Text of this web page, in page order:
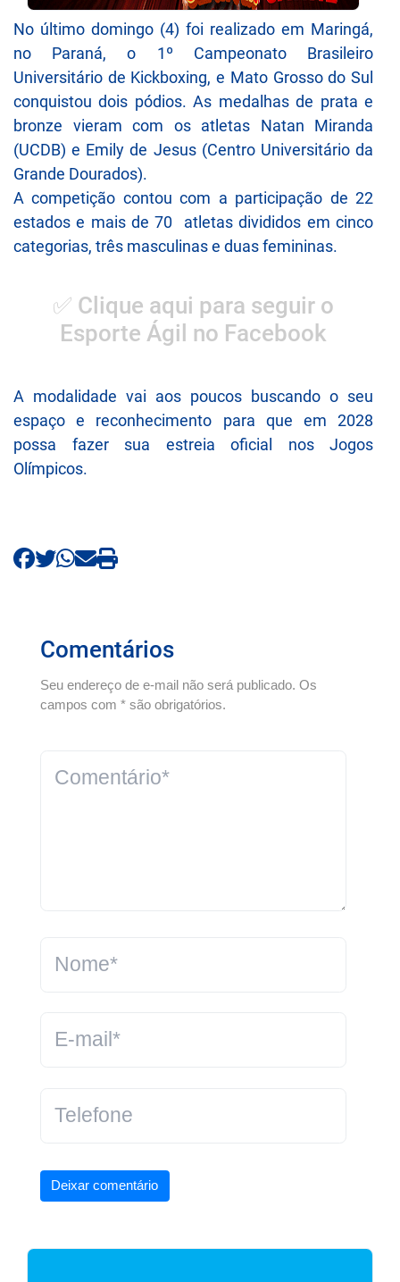
No último domingo (4) foi realizado em Maringá,
no Paraná, o 1º Campeonato Brasileiro
Universitário de Kickboxing, e Mato Grosso do Sul
conquistou dois pódios. As medalhas de prata e
bronze vieram com os atletas Natan Miranda
(UCDB) e Emily de Jesus (Centro Universitário da
Grande Dourados).
A competição contou com a participação de 22
estados e mais de 70 atletas divididos em cinco
categorias, três masculinas e duas femininas.
✅ Clique aqui para seguir o
Esporte Ágil no Facebook
A modalidade vai aos poucos buscando o seu
espaço e reconhecimento para que em 2028
possa fazer sua estreia oficial nos Jogos
Olímpicos.
Comentários
Seu endereço de e-mail não será publicado. Os
campos com * são obrigatórios.
Deixar comentário